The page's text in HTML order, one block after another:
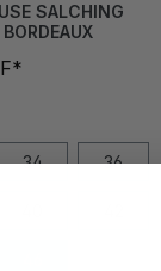
SALCHING
34 36